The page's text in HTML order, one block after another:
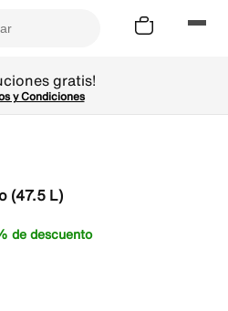
gratis!
y Condiciones
(47.5 L)
de descuento